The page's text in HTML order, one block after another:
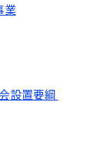
業
設置要綱